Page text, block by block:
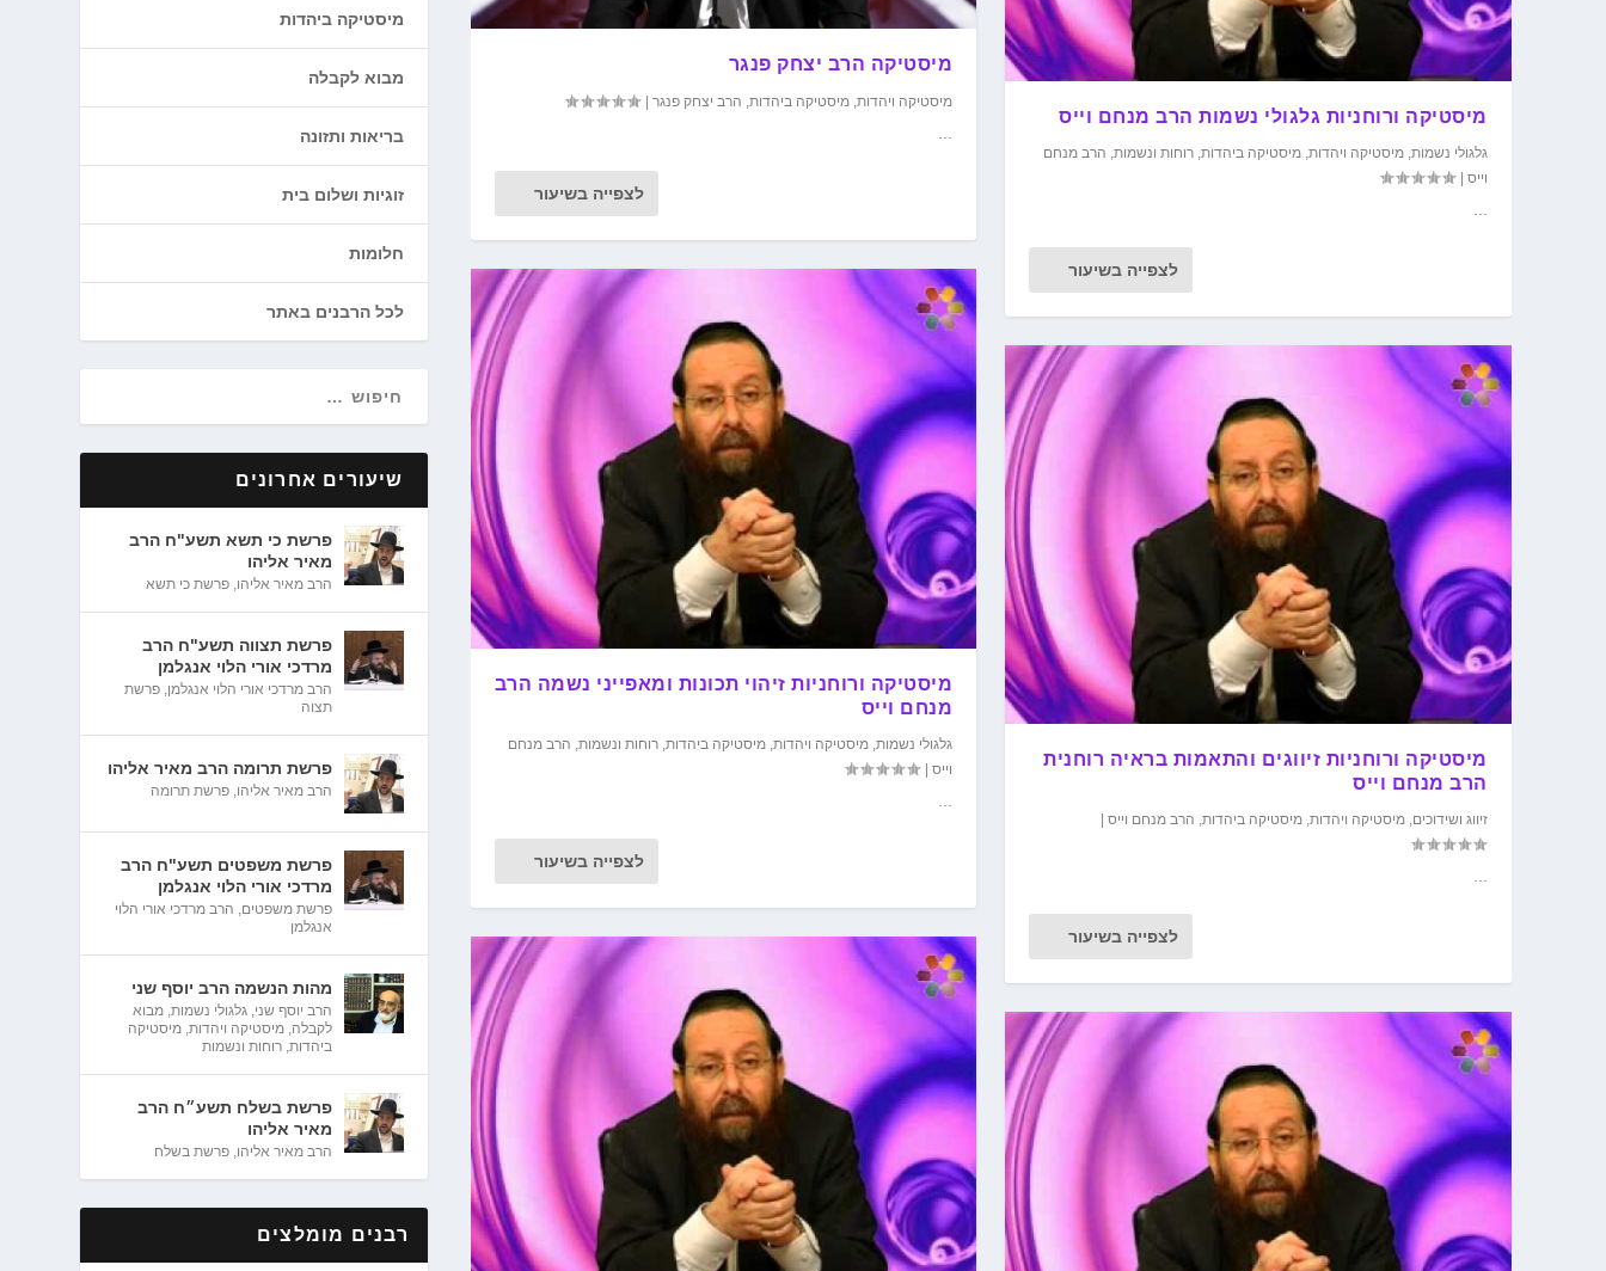
מיסטיקה הרב יצחק פנגר
מיסטיקה ויהדות, מיסטיקה ביהדות, הרב יצחק פנגר|
לצפייה בשיעור
מיסטיקה ורוחניות זיהוי תכונות ומאפייני נשמה הרב
מנחם וייס
גלגולי נשמות, מיסטיקה ויהדות, מיסטיקה ביהדות, רוחות ונשמות, הרב מנחם
וייס|
לצפייה בשיעור
מיסטיקה ורוחניות גלגולי נשמות הרב מנחם וייס
גלגולי נשמות ,מיסטיקה ויהדות ,מיסטיקה ביהדות ,רוחות ונשמות הרב מנחם
וייס |
לצפייה בשיעור
מיסטיקה ורוחניות זיווגים והתאמות בראיה רוחנית
הרב מנחם וייס
זיווג ושידוכים,מיסטיקה ויהדות,מיסטיקה ביהדות, הרב מנחם וייס
...
לצפייה בשיעור
מיסטיקה ביהדות
מבוא לקבלה
בריאות ותזונה
זוגיות ושלום בית
חלומות
לכל הרבנים באתר
שיעורים אחרונים
פרשת כי תשא תשע"ח הרב
מאיר אליהו
הרב מאיר אליהו,פרשת כי תשא
פרשת תצווה תשע"ח הרב
מרדכי אורי הלוי אנגלמן
הרב מרדכי אורי הלוי אנגלמן,פרשת
תצוה
פרשת תרומה הרב מאיר אליהו
הרב מאיר אליהו,פרשת תרומה
פרשת משפטים תשע"ח הרב
מרדכי אורי הלוי אנגלמן
פרשת משפטים, הרב מרדכי אורי הלוי
אנגלמן
מהות הנשמה הרב יוסף שני
הרב יוסף שני,גלגולי נשמות,מבוא
לקבלה,מיסטיקה ויהדות,מיסטיקה
ביהדות,רוחות ונשמות
פרשת בשלח תשע״ח הרב
מאיר אליהו
הרב מאיר אליהו,פרשת בשלח
רבנים מומלצים